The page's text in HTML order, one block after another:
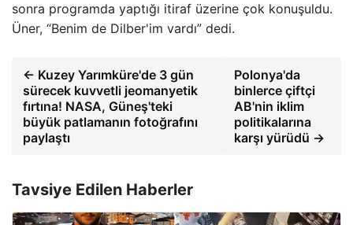
sonra programda yaptığı itiraf üzerine çok konuşuldu.
Üner, “Benim de Dilber'im vardı” dedi.
← Kuzey Yarımküre'de 3 gün
sürecek kuvvetli jeomanyetik
fırtına! NASA, Güneş'teki
büyük patlamanın fotoğrafını
paylaştı
Polonya'da
binlerce çiftçi
AB'nin iklim
politikalarına
karşı yürüdü →
Tavsiye Edilen Haberler